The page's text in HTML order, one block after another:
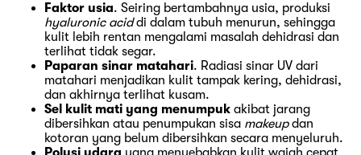
Faktor usia. Seiring bertambahnya usia, produksi
hyaluronic aciddi dalam tubuh menurun, sehingga
kulit lebih rentan mengalami masalah dehidrasi dan
terlihat tidak segar.
Paparan sinar matahari. Radiasi sinar UV dari
matahari menjadikan kulit tampak kering, dehidrasi,
dan akhirnya terlihat kusam.
Sel kulit mati yang menumpuk akibat jarang
dibersihkan atau penumpukan sisa makeupdan
kotoran yang belum dibersihkan secara menyeluruh.